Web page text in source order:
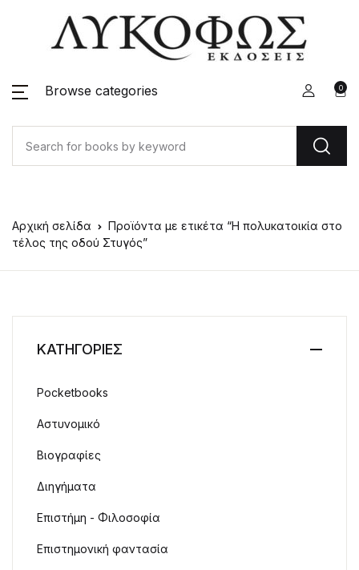
Browse categories 0
Αρχική σελίδα
Προϊόντα με ετικέτα “Η πολυκατοικία στο
τέλος της οδού Στυγός”
ΚΑΤΗΓΟΡΙΕΣ
Pocketbooks
Αστυνομικό
Βιογραφίες
Διηγήματα
Επιστήμη - Φιλοσοφία
Επιστημονική φαντασία